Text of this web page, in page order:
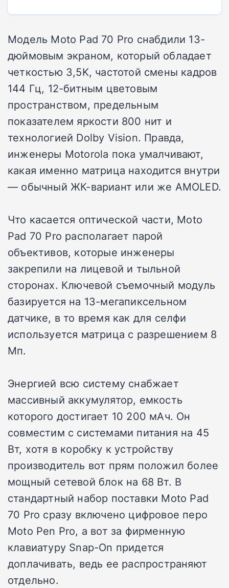
Модель Moto Pad 70 Pro снабдили 13-
дюймовым экраном, который обладает
четкостью 3,5K, частотой смены кадров
144 Гц, 12-битным цветовым
пространством, предельным
показателем яркости 800 нит и
технологией Dolby Vision. Правда,
инженеры Motorola пока умалчивают,
какая именно матрица находится внутри
— обычный ЖК-вариант или же AMOLED.
Что касается оптической части, Moto
Pad 70 Pro располагает парой
объективов, которые инженеры
закрепили на лицевой и тыльной
сторонах. Ключевой съемочный модуль
базируется на 13-мегапиксельном
датчике, в то время как для селфи
используется матрица с разрешением 8
Мп.
Энергией всю систему снабжает
массивный аккумулятор, емкость
которого достигает 10 200 мАч. Он
совместим с системами питания на 45
Вт, хотя в коробку к устройству
производитель вот прям положил более
мощный сетевой блок на 68 Вт. В
стандартный набор поставки Moto Pad
70 Pro сразу включено цифровое перо
Moto Pen Pro, а вот за фирменную
клавиатуру Snap-On придется
доплачивать, ведь ее распространяют
отдельно.